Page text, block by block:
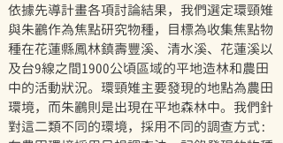
依據先導計畫各項討論結果，我們選定環頸雉
與朱鸝作為焦點研究物種，目標為收集焦點物
種在花蓮縣鳳林鎮壽豐溪、清水溪、花蓮溪以
及台9線之間1900公頃區域的平地造林和農田
中的活動狀況。環頸雉主要發現的地點為農田
環境，而朱鸝則是出現在平地森林中。我們針
對這二類不同的環境，採用不同的調查方式: